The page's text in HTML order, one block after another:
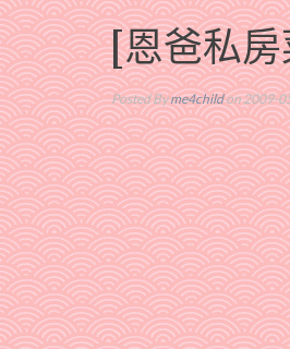
[恩爸私
Posted Byme4childon 2009-